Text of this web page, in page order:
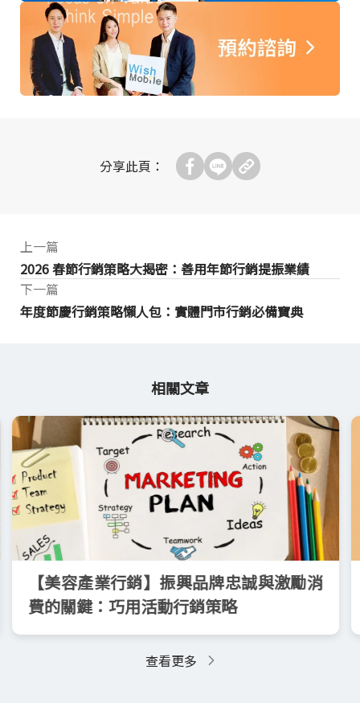
分享此頁：
上一篇
2026 春節行銷策略大揭密：善用年節行銷提振業績
年度節慶行銷策略懶人包：實體門市行銷必備寶典
下一篇
相關文章
【美容產業行銷】振興品牌忠誠與激勵消
費的關鍵：巧用活動行銷策略
查看更多